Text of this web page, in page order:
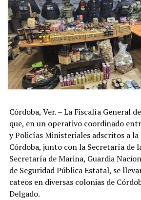
Córdoba, Ver. – La Fiscalía General
que, en un operativo coordinado
y Policías Ministeriales adscritos a la
Córdoba, junto con la Secretaría de
Secretaría de Marina, Guardia
de Seguridad Pública Estatal, se
cateos en diversas colonias de
Delgado.